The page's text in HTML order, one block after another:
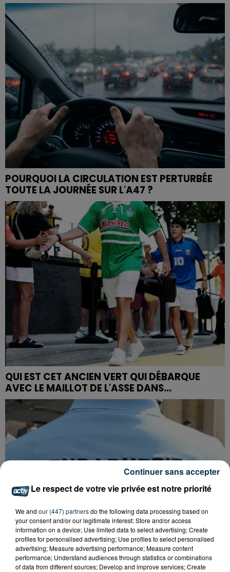
POURQUOI LA CIRCULATION EST PERTURBÉE
TOUTE LA JOURNÉE SUR L'A47 ?
QUI EST CET ANCIEN VERT QUI DÉBARQUE
AVEC LE MAILLOT DE L'ASSE DANS...
Le respect de votre vie privée est notre priorité
We and our (447) partnersdo the following data processing based on
your consent and/or our legitimate interest: Store and/or access
information on a device; Use limited data to select advertising; Create
profiles for personalised advertising; Use profiles to select personalised
advertising; Measure advertising performance; Measure content
performance; Understand audiences through statistics or combinations
of data from different sources; Develop and improve services; Create
Continuer sans accepter